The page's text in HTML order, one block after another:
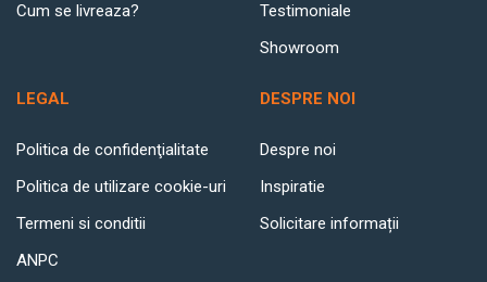
Cum se livreaza?
Testimoniale
Showroom
LEGAL
Politica de confidenţialitate
Politica de utilizare cookie-uri
Termeni si conditii
ANPC
DESPRE NOI
Despre noi
Inspiratie
Solicitare informații